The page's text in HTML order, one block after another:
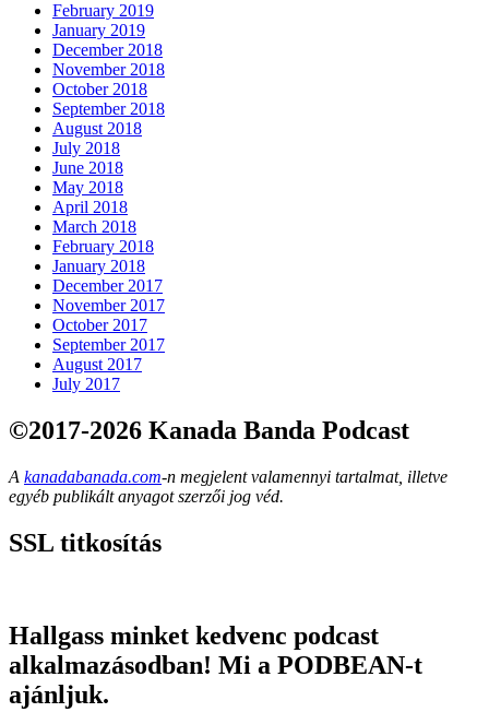
February 2019
January 2019
December 2018
November 2018
October 2018
September 2018
August 2018
July 2018
June 2018
May 2018
April 2018
March 2018
February 2018
January 2018
December 2017
November 2017
October 2017
September 2017
August 2017
July 2017
©2017-2026 Kanada Banda Podcast
A kanadabanada.com-n megjelent valamennyi tartalmat, illetve
egyéb publikált anyagot szerzői jog véd.
SSL titkosítás
Hallgass minket kedvenc podcast
alkalmazásodban! Mi a PODBEAN-t
ajánljuk.